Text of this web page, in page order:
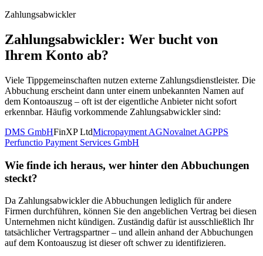
Zahlungsabwickler
Zahlungsabwickler: Wer bucht von
Ihrem Konto ab?
Viele Tippgemeinschaften nutzen externe Zahlungsdienstleister. Die
Abbuchung erscheint dann unter einem unbekannten Namen auf
dem Kontoauszug – oft ist der eigentliche Anbieter nicht sofort
erkennbar. Häufig vorkommende Zahlungsabwickler sind:
DMS GmbHFinXP LtdMicropayment AGNovalnet AGPPS
Perfunctio Payment Services GmbH
Wie finde ich heraus, wer hinter den Abbuchungen
steckt?
Da Zahlungsabwickler die Abbuchungen lediglich für andere
Firmen durchführen, können Sie den angeblichen Vertrag bei diesen
Unternehmen nicht kündigen. Zuständig dafür ist ausschließlich Ihr
tatsächlicher Vertragspartner – und allein anhand der Abbuchungen
auf dem Kontoauszug ist dieser oft schwer zu identifizieren.